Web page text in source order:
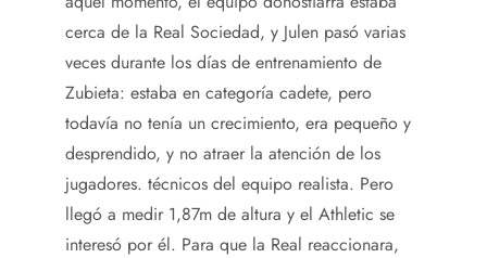
cerca de la Real Sociedad, y Julen pasó varias
veces durante los días de entrenamiento de
Zubieta: estaba en categoría cadete, pero
todavía no tenía un crecimiento, era pequeño y
desprendido, y no atraer la atención de los
jugadores. técnicos del equipo realista. Pero
llegó a medir 1,87m de altura y el Athletic se
interesó por él. Para que la Real reaccionara,